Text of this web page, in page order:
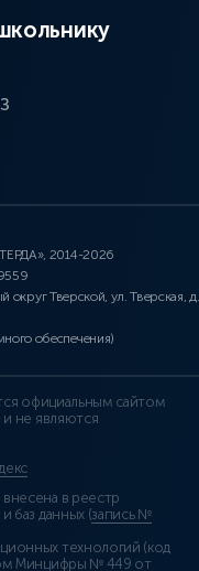
2014-2026
округ Тверской, ул. Тверская,
обеспечения)
официальным сайтом
не являются
в реестр
баз данных (запись №
технологий (код
Минцифры № 449 от